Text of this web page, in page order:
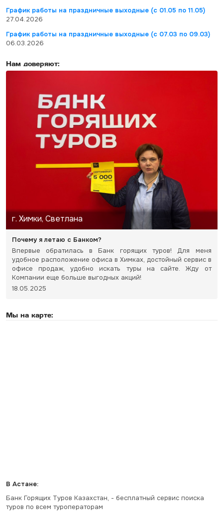
График работы на праздничные выходные (с 01.05 по 11.05)
27.04.2026
График работы на праздничные выходные (с 07.03 по 09.03)
06.03.2026
Нам доверяют:
г. Химки, Светлана
Почему я летаю с Банком?
Впервые обратилась в Банк горящих туров! Для меня
удобное расположение офиса в Химках, достойный сервис в
офисе продаж, удобно искать туры на сайте. Жду от
Компании еще больше выгодных акций!
18.05.2025
Мы на карте:
В Астане:
Банк Горящих Туров Казахстан, - бесплатный сервис поиска
туров по всем туроператорам